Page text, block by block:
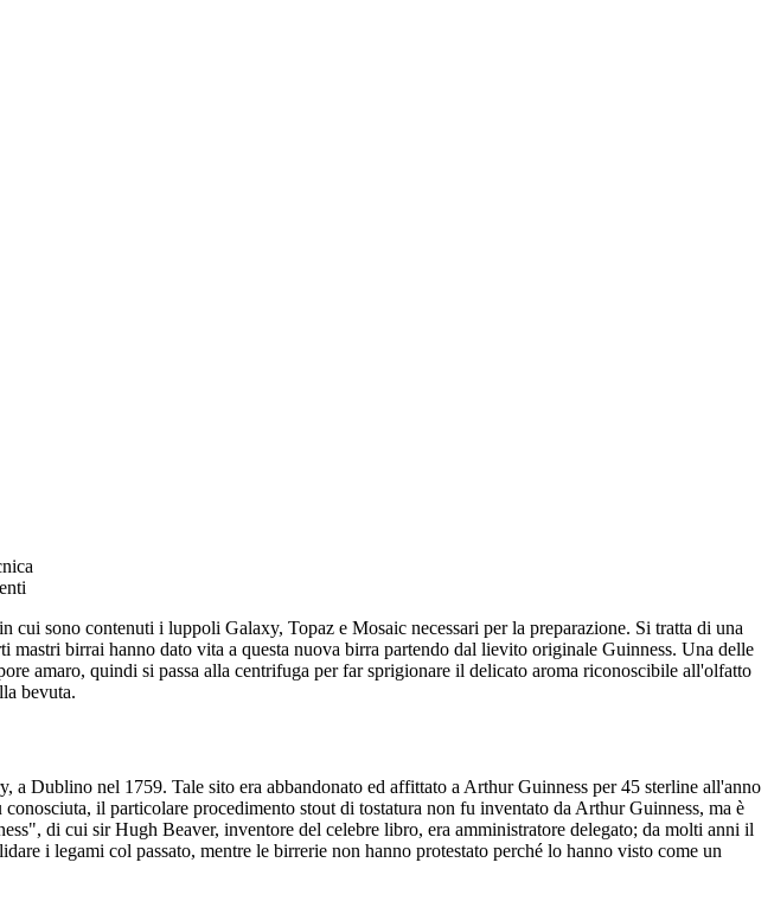
sono contenuti i luppoli Galaxy, Topaz e Mosaic necessari per la preparazione. Si tratta di una
mastri birrai hanno dato vita a questa nuova birra partendo dal lievito originale Guinness. Una delle
amaro, quindi si passa alla centrifuga per far sprigionare il delicato aroma riconoscibile all'olfatto
bevuta.
Dublino nel 1759. Tale sito era abbandonato ed affittato a Arthur Guinness per 45 sterline all'anno
il particolare procedimento stout di tostatura non fu inventato da Arthur Guinness, ma è
di cui sir Hugh Beaver, inventore del celebre libro, era amministratore delegato; da molti anni il
i legami col passato, mentre le birrerie non hanno protestato perché lo hanno visto come un